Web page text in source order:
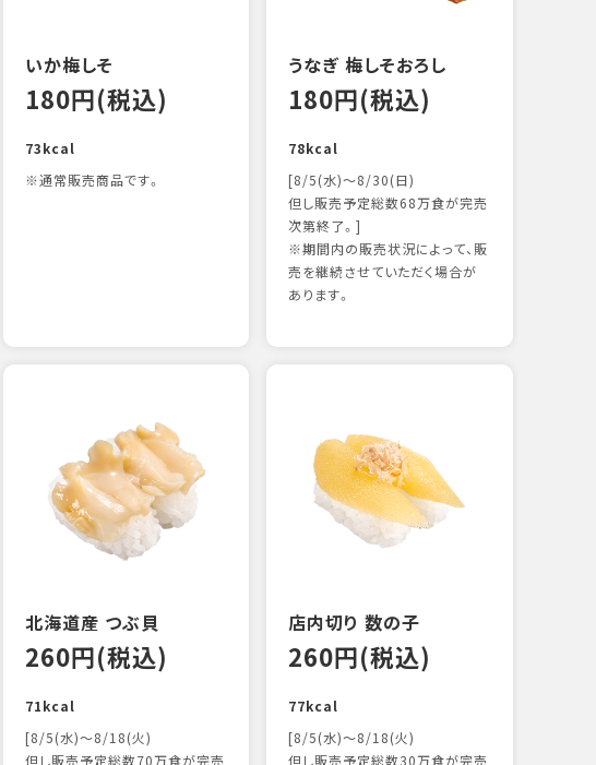
いか梅しそ
180円(税込)
73kcal
※通常販売商品です。
うなぎ 梅しそおろし
180円(税込)
78kcal
[8/5(水)～8/30(日)
但し販売予定総数68万食が完売
次第終了。]
※期間内の販売状況によって、販
売を継続させていただく場合が
あります。
北海道産 つぶ貝
260円(税込)
71kcal
[8/5(水)～8/18(火)
但し販売予定総数70万食が完売
店内切り 数の子
260円(税込)
77kcal
[8/5(水)～8/18(火)
但し販売予定総数30万食が完売